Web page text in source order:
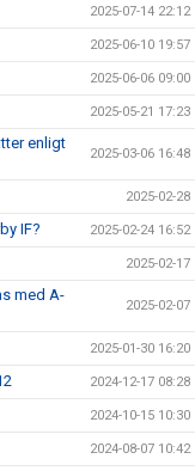
2025-07-14 22:12
2025-06-10 19:57
2025-06-06 09:00
2025-05-21 17:23
enligt
2025-03-06 16:48
2025-02-28
IF? 2025-02-24 16:52
2025-02-17
med A-
2025-02-07
2025-01-30 16:20
2024-12-17 08:28
2024-10-15 10:30
2024-08-07 10:42